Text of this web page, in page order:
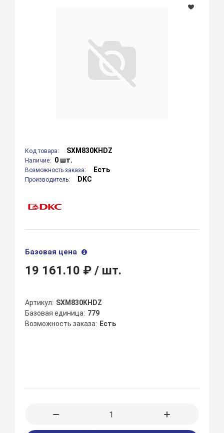
Код товара: SXM830KHDZ
Наличие: 0 шт.
Возможность заказа: Есть
Производитель: DKC
Базовая цена
19 161.10 ₽/ шт.
Артикул
SXM830KHDZ
Базовая единица 779
Возможность заказа
Есть